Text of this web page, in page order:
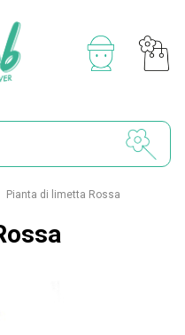
Pianta di limetta Rossa